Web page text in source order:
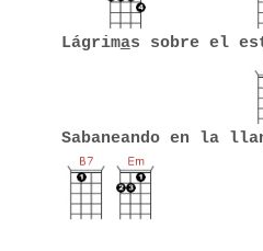
Lágrimas sobre el
Sabaneando en la